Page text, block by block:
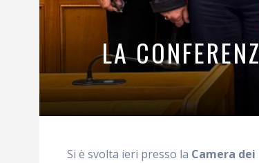
LA
Si è svolta ieri presso la Camera